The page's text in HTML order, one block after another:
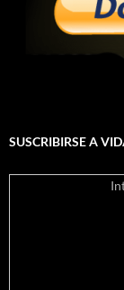
SUSCRIBIRSE A